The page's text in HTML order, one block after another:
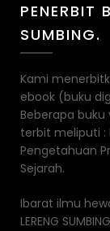
PENERBIT
SUMBING.
Kami
ebook (buku
Beberapa
terbit meliputi :
Pengetahuan
Sejarah.
Ibarat ilmu
LERENG